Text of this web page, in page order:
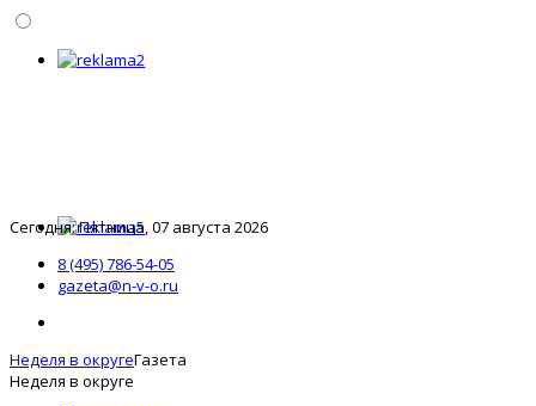
Сегодня: Пятница, 07 августа 2026
8 (495) 786-54-05
gazeta@n-v-o.ru
Неделя в округеГазета
Неделя в округе